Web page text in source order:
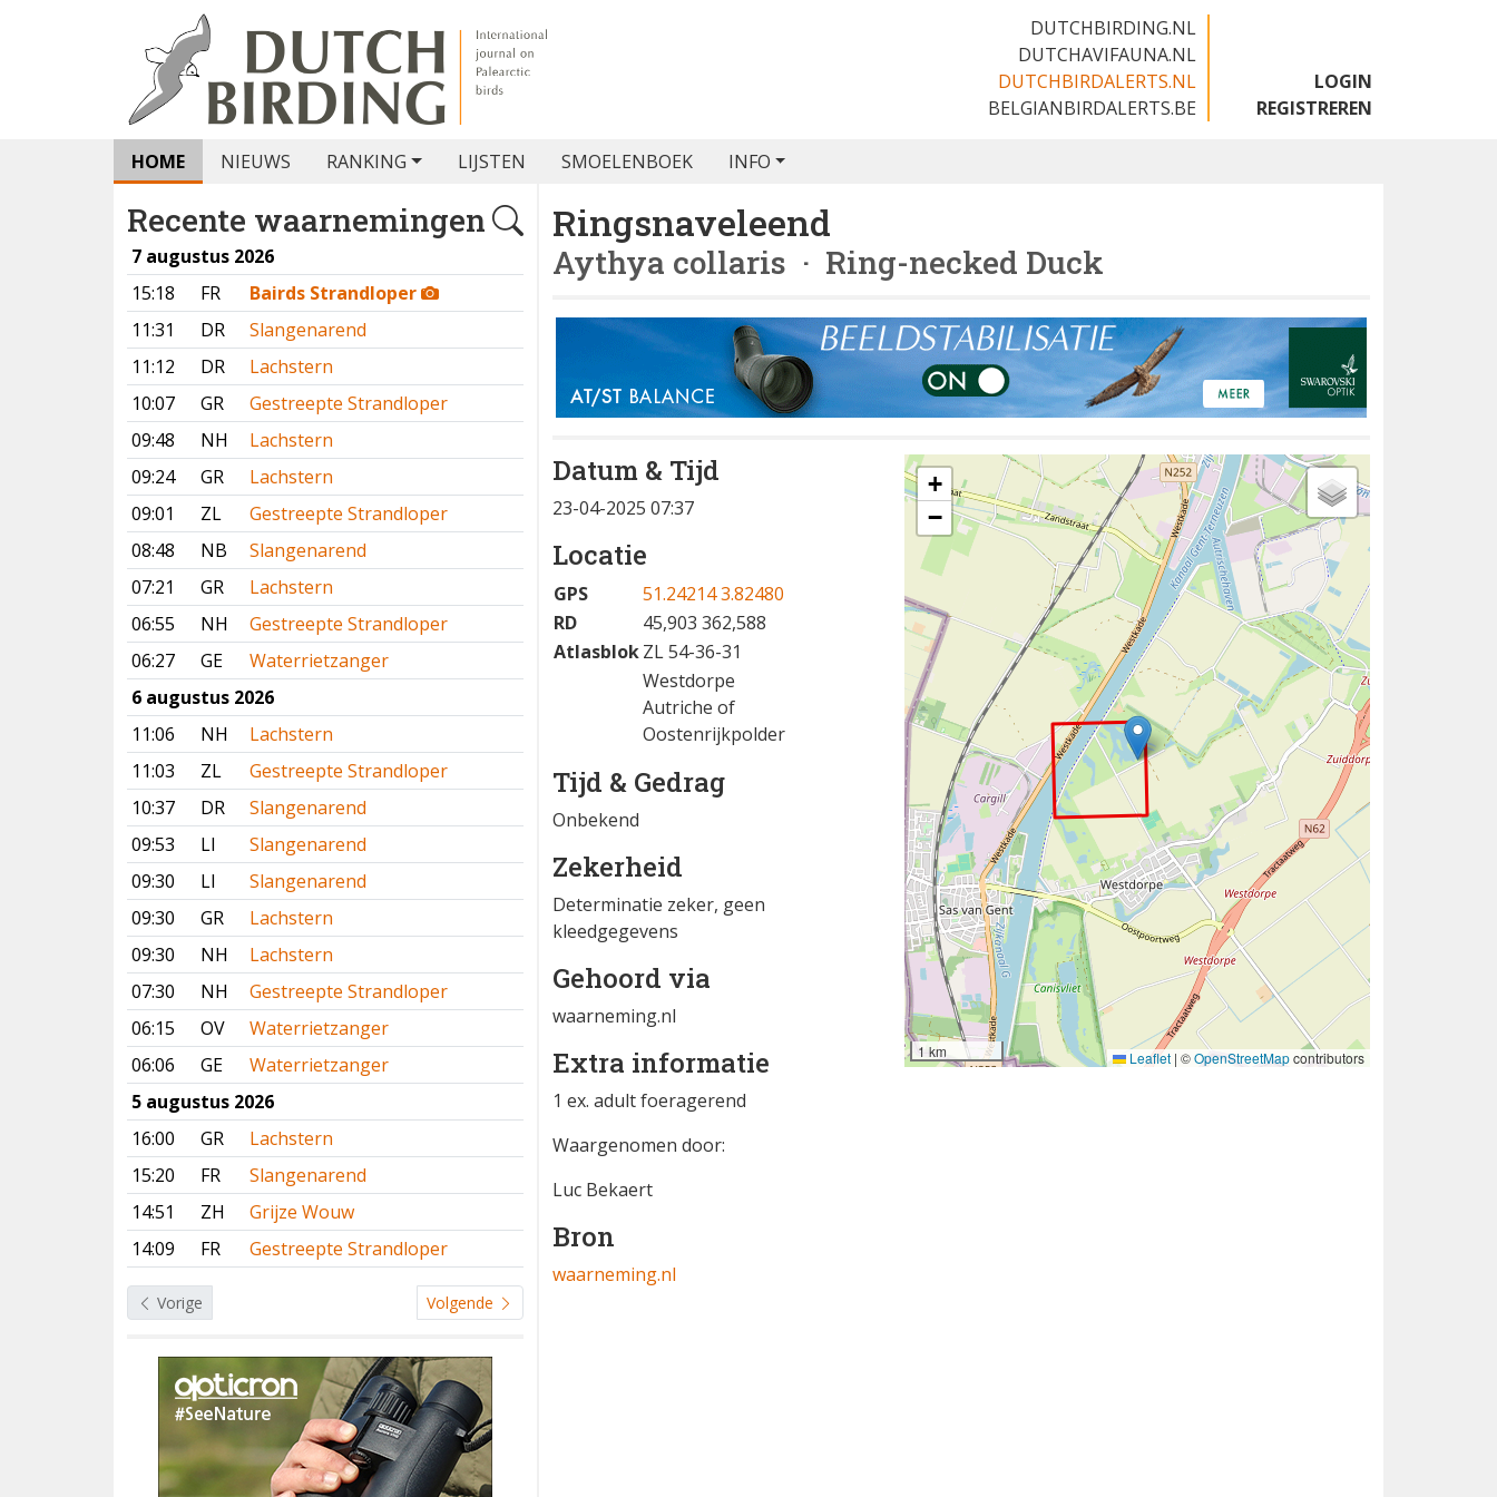
DUTCHBIRDING.NL
DUTCHAVIFAUNA.NL
DUTCHBIRDALERTS.NL
BELGIANBIRDALERTS.BE
LOGIN
REGISTREREN
HOME NIEUWS RANKING LIJSTEN SMOELENBOEK INFO
Recente waarnemingen
7 augustus 2026
15:18
FR
Bairds Strandloper
11:31
DR
Slangenarend
11:12
DR
Lachstern
10:07
GR
Gestreepte Strandloper
09:48
NH
Lachstern
09:24
GR
Lachstern
09:01
ZL
Gestreepte Strandloper
08:48
NB
Slangenarend
07:21
GR
Lachstern
06:55
NH
Gestreepte Strandloper
06:27
GE
Waterrietzanger
6 augustus 2026
11:06
NH
Lachstern
11:03
ZL
Gestreepte Strandloper
10:37
DR
Slangenarend
09:53
LI
Slangenarend
09:30
LI
Slangenarend
09:30
GR
Lachstern
09:30
NH
Lachstern
07:30
NH
Gestreepte Strandloper
06:15
OV
Waterrietzanger
06:06
GE
Waterrietzanger
5 augustus 2026
16:00
GR
Lachstern
15:20
FR
Slangenarend
14:51
ZH
Grijze Wouw
14:09
FR Gestreepte Strandloper
Vorige Volgende
Ringsnaveleend
Aythya collaris · Ring-necked Duck
Datum & Tijd
23-04-2025 07:37
Locatie
GPS
51.24214 3.82480
RD
45,903 362,588
AtlasblokZL 54-36-31
Westdorpe
Autriche of
Oostenrijkpolder
Tijd & Gedrag
Onbekend
Zekerheid
Determinatie zeker, geen
kleedgegevens
Gehoord via
waarneming.nl
Extra informatie
1 ex. adult foeragerend
Waargenomen door:
Luc Bekaert
Bron
waarneming.nl
+
−
1 km Leaflet | ©OpenStreetMapcontributors